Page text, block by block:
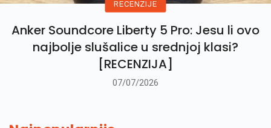
RECENZIJE
Anker Soundcore Liberty 5 Pro: Jesu li ovo
najbolje slušalice u srednjoj klasi?
[RECENZIJA]
07/07/2026